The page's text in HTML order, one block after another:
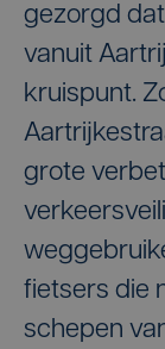
gezorgd
vanuit
kruispunt.
grote
fietsers die
schepen